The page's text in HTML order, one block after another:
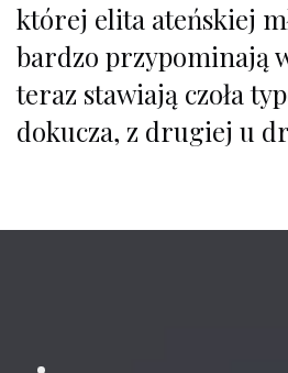
której elita ateńskiej
bardzo przypominają
teraz stawiają czoła
dokucza, z drugiej u